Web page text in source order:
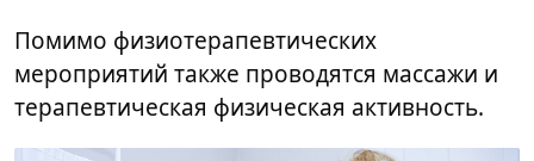
Помимо физиотерапевтических
мероприятий также проводятся массажи и
терапевтическая физическая активность.